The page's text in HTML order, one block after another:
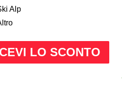
❤️ bysiti per garantire un'ottima
consultare la nostra
OK
Alp
LO SCONTO